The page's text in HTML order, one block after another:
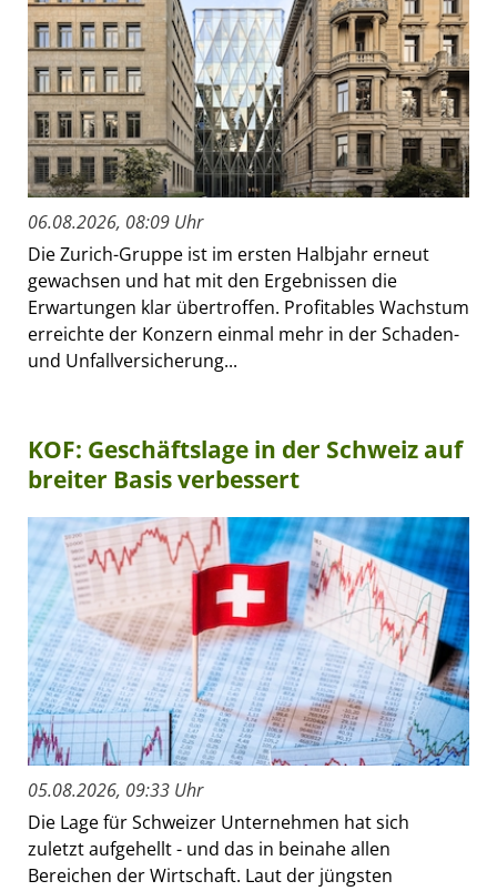
06.08.2026, 08:09 Uhr
Die Zurich-Gruppe ist im ersten Halbjahr erneut
gewachsen und hat mit den Ergebnissen die
Erwartungen klar übertroffen. Profitables Wachstum
erreichte der Konzern einmal mehr in der Schaden-
und Unfallversicherung...
KOF: Geschäftslage in der Schweiz auf
breiter Basis verbessert
05.08.2026, 09:33 Uhr
Die Lage für Schweizer Unternehmen hat sich
zuletzt aufgehellt - und das in beinahe allen
Bereichen der Wirtschaft. Laut der jüngsten